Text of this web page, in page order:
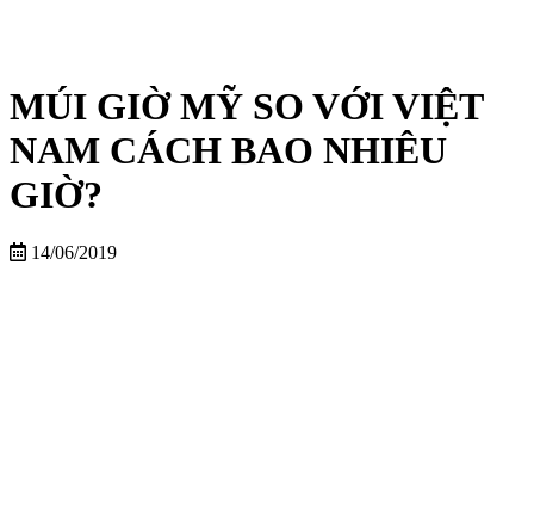
MÚI GIỜ MỸ SO VỚI VIỆT
NAM CÁCH BAO NHIÊU
GIỜ?
14/06/2019